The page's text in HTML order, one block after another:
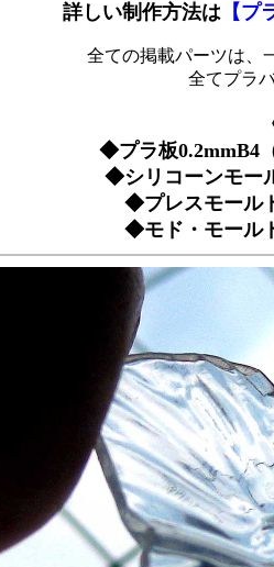
詳しい制作方法は 【プ
全ての掲載パーツは、
全てプラ
◆プラ板0.2mmB4
◆シリコーンモー
◆プレスモール
◆モド・モール